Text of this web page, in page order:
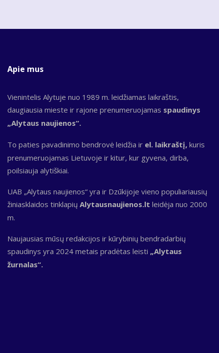
Apie mus
Vienintelis Alytuje nuo 1989 m. leidžiamas laikraštis,
daugiausia mieste ir rajone prenumeruojamas spaudinys
„Alytaus naujienos“.
To paties pavadinimo bendrovė leidžia ir el. laikraštį, kuris
prenumeruojamas Lietuvoje ir kitur, kur gyvena, dirba,
poilsiauja alytiškiai.
UAB „Alytaus naujienos“ yra ir Dzūkijoje vieno populiariausių
žiniasklaidos tinklapių Alytausnaujienos.lt leidėja nuo 2000
m.
Naujausias mūsų redakcijos ir kūrybinių bendradarbių
spaudinys yra 2024 metais pradėtas leisti „Alytaus
žurnalas“.